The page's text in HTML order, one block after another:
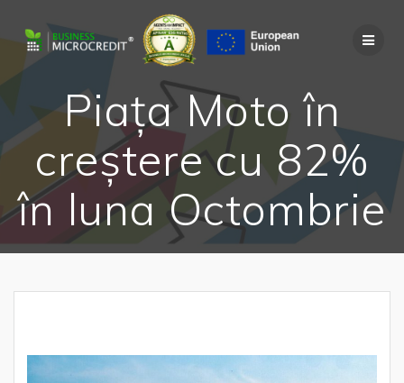
to
content
Piața Moto în
creștere cu 82%
în luna Octombrie